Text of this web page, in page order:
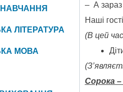
– А зараз
Наші
(В цей
Сорока –
ЛІТЕРАТУРА
МОВА